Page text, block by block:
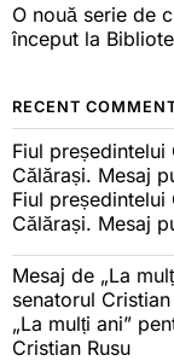
O nouă serie de
început la
RECENT
Fiul președintelui
Călărași. Mesaj
Fiul președintelui
Călărași. Mesaj
Mesaj de „La
senatorul
„La mulți ani”
Cristian Rusu